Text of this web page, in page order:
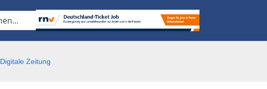
Digitale Zeitung